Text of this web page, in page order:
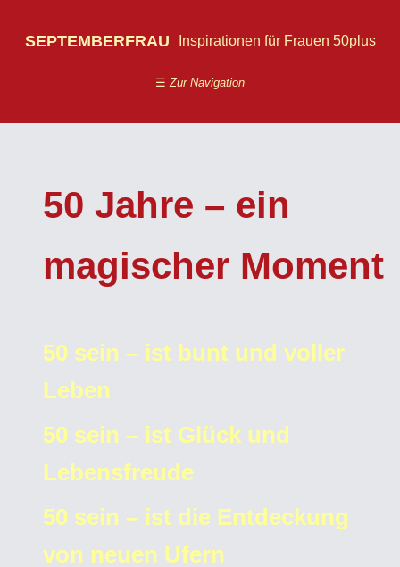
SEPTEMBERFRAU Inspirationen für Frauen 50plus
☰ Zur Navigation
50 Jahre – ein
magischer Moment
50 sein – ist bunt und voller
Leben
50 sein – ist Glück und
Lebensfreude
50 sein – ist die Entdeckung
von neuen Ufern